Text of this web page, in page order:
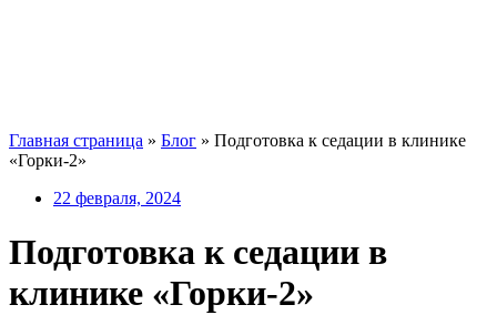
Главная страница » Блог » Подготовка к седации в клинике
«Горки-2»
22 февраля, 2024
Подготовка к седации в
клинике «Горки-2»